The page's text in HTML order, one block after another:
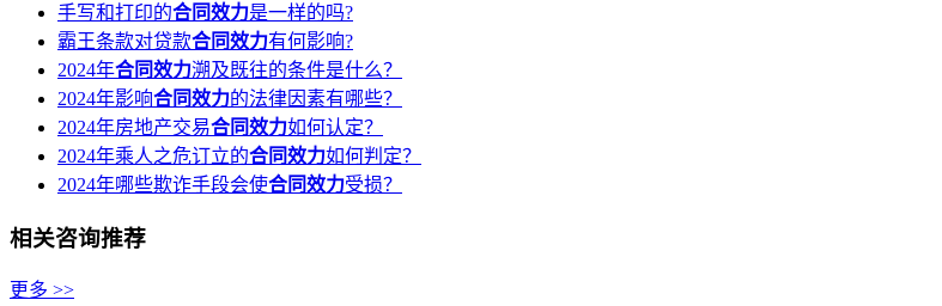
手写和打印的合同效力是一样的吗?
霸王条款对贷款合同效力有何影响?
2024年合同效力溯及既往的条件是什么？
2024年影响合同效力的法律因素有哪些？
2024年房地产交易合同效力如何认定？
2024年乘人之危订立的合同效力如何判定？
2024年哪些欺诈手段会使合同效力受损？
相关咨询推荐
更多 >>